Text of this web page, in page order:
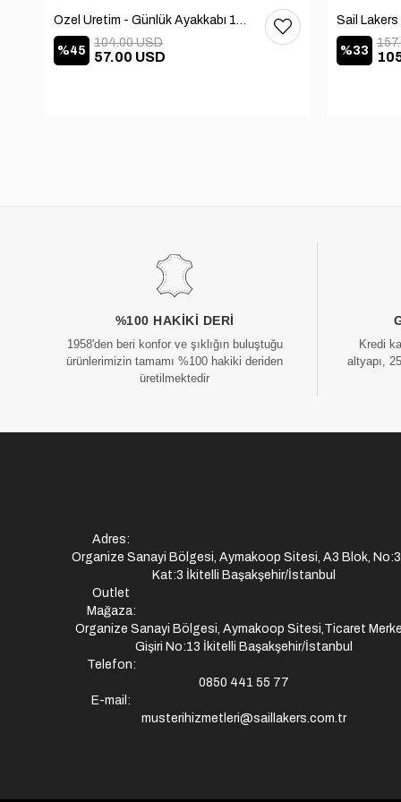
Özel Üretim - Günlük Ayakkabı 101-2630-11473
%45 57.00 USD
104.00 USD
%33
%100 HAKIKI DERI
1958'den beri konfor ve şıklığın buluştuğu
ürünlerimizin tamamı %100 hakiki deriden
üretilmektedir
Kredi
altyapı,
Adres:
Organize Sanayi Bölgesi, Aymakoop Sitesi, A3 Blok,
Kat:3 İkitelli Başakşehir/İstanbul
Outlet
Mağaza:
Organize Sanayi Bölgesi, Aymakoop Sitesi,Ticaret
Gişiri No:13 İkitelli Başakşehir/İstanbul
Telefon:
0850 441 55 77
E-mail:
musterihizmetleri@saillakers.com.tr